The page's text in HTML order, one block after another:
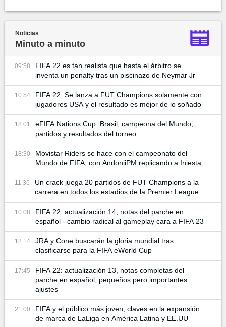
Noticias
Minuto a minuto
09:58
FIFA 22 es tan realista que hasta el árbitro se
inventa un penalty tras un piscinazo de Neymar Jr
10:54
FIFA 22: Se lanza a FUT Champions solamente con
jugadores USA y el resultado es mejor de lo soñado
18:01
eFIFA Nations Cup: Brasil, campeona del Mundo,
partidos y resultados del torneo
18:30
Movistar Riders se hace con el campeonato del
Mundo de FIFA, con AndoniiPM replicando a Iniesta
11:36
Un crack juega 20 partidos de FUT Champions a la
carrera en todos los estadios de la Premier League
10:08
FIFA 22: actualización 14, notas del parche en
español - cambio radical al gameplay cara a FIFA 23
12:14
JRA y Cone buscarán la gloria mundial tras
clasificarse para la FIFA eWorld Cup
17:45
FIFA 22: actualización 13, notas completas del
parche en español, pequeños pero importantes
ajustes
21:00
FIFA y el público más joven, claves en la expansión
de marca de LaLiga en América Latina y EE.UU